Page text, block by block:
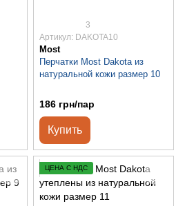
3
Артикул: DAKOTA10
Most
Перчатки Most Dakota из
натуральной кожи размер 10
186 грн/пар
Купить
ЦЕНА С НДС